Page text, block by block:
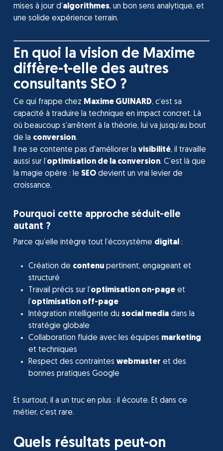
mises à jour d’algorithmes, un bon sens analytique, et
une solide expérience terrain.
En quoi la vision de Maxime
diffère-t-elle des autres
consultants SEO ?
Ce qui frappe chez Maxime GUINARD, c’est sa
capacité à traduire la technique en impact concret. Là
où beaucoup s’arrêtent à la théorie, lui va jusqu’au bout
de la conversion.
Il ne se contente pas d’améliorer la visibilité, il travaille
aussi sur l’optimisation de la conversion. C’est là que
la magie opère : le SEOdevient un vrai levier de
croissance.
Pourquoi cette approche séduit-elle
autant ?
Parce qu’elle intègre tout l’écosystème digital :
Création de contenupertinent, engageant et
structuré
Travail précis sur l’optimisation on-pageet
l’optimisation off-page
Intégration intelligente du social mediadans la
stratégie globale
Collaboration fluide avec les équipes marketing
et techniques
Respect des contraintes webmaster et des
bonnes pratiques Google
Et surtout, il a un truc en plus : il écoute. Et dans ce
métier, c’est rare.
Quels résultats peut-on